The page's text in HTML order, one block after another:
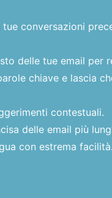
conversazioni
delle tue email per
chiave e lascia
contestuali.
delle email più
con estrema facilità.